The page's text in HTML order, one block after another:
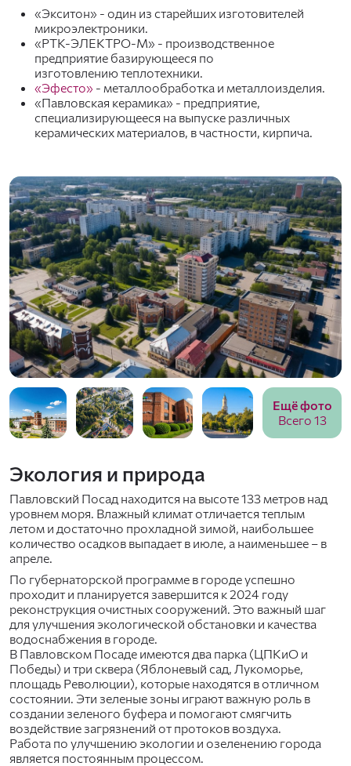
«Экситон» - один из старейших изготовителей
микроэлектроники.
«РТК-ЭЛЕКТРО-М» - производственное
предприятие базирующееся по
изготовлению теплотехники.
«Эфесто» - металлообработка и металлоизделия.
«Павловская керамика» - предприятие,
специализирующееся на выпуске различных
керамических материалов, в частности, кирпича.
Ещё фото
Всего 13
Экология и природа
Павловский Посад находится на высоте 133 метров над
уровнем моря. Влажный климат отличается теплым
летом и достаточно прохладной зимой, наибольшее
количество осадков выпадает в июле, а наименьшее – в
апреле.
По губернаторской программе в городе успешно
проходит и планируется завершится к 2024 году
реконструкция очистных сооружений. Это важный шаг
для улучшения экологической обстановки и качества
водоснабжения в городе.
В Павловском Посаде имеются два парка (ЦПКиО и
Победы) и три сквера (Яблоневый сад, Лукоморье,
площадь Революции), которые находятся в отличном
состоянии. Эти зеленые зоны играют важную роль в
создании зеленого буфера и помогают смягчить
воздействие загрязнений от протоков воздуха.
Работа по улучшению экологии и озеленению города
является постоянным процессом.